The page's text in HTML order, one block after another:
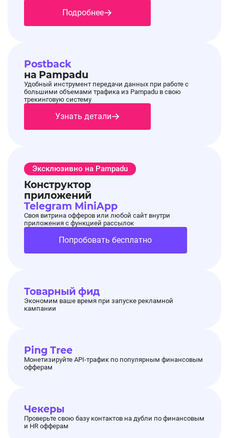
Подробнее
Postback
на Pampadu
Удобный инструмент передачи данных при работе с
большими объемами трафика из Pampadu в свою
трекинговую систему
Узнать детали
Эксклюзивно на Pampadu
Конструктор
приложений
Telegram MiniApp
Своя витрина офферов или любой сайт внутри
приложения с функцией рассылок
Попробовать бесплатно
Товарный фид
Экономим ваше время при запуске рекламной
кампании
Ping Tree
Монетизируйте API-трафик по популярным финансовым
офферам
Чекеры
Проверьте свою базу контактов на дубли по финансовым
и HR офферам